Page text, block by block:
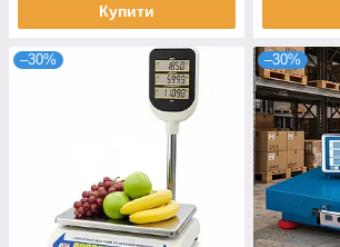
Купити
–30% –30%